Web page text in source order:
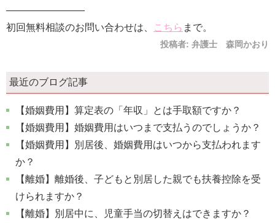
————————
初回無料相談のお問い合わせは、
こちら まで。
投稿者: 弁護士 森岡かおり
最近のブログ記事
【婚姻費用】算定表の「年収」とは手取額ですか？
【婚姻費用】婚姻費用はいつまで支払うのでしょうか？
【婚姻費用】別居後、婚姻費用はいつから支払われます
か？
【離婚】離婚後、子どもと別居した親でも扶養控除を受
けられますか？
【離婚】別居中に、児童手当の切替えはできますか？